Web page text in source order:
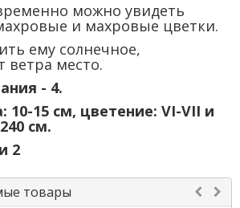
можно увидеть
и махровые цветки.
ему солнечное,
место.
- 4.
10-15 см, цветение: VI-VII и
см.
2
товары